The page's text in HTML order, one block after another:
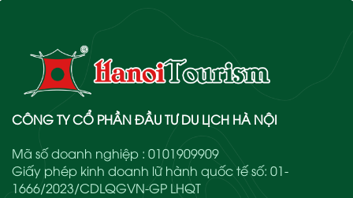
CÔNG TY CỔ PHẦN ĐẦU TƯ DU LỊCH HÀ NỘI
Mã số doanh nghiệp : 0101909909
Giấy phép kinh doanh lữ hành quốc tế số: 01-
1666/2023/CDLQGVN-GP LHQT